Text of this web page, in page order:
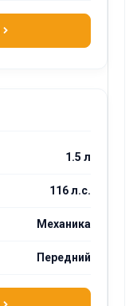
1.5 л
116 л.с.
Механика
Передний